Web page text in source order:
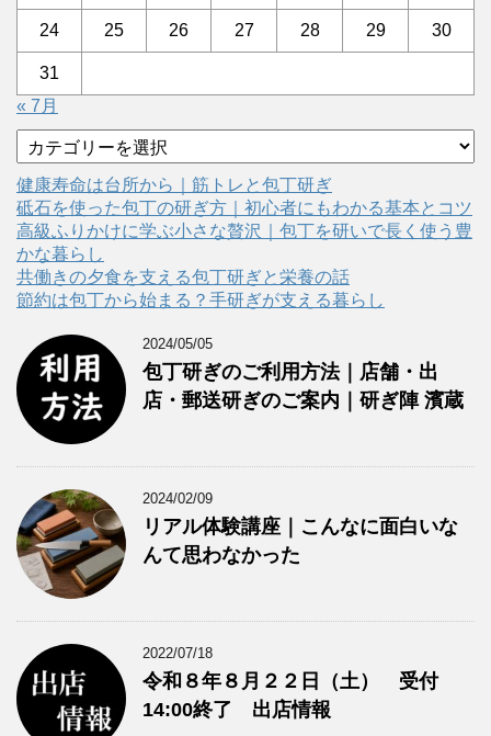
24 25 26 27 28 29 30
31
« 7月
テ
ゴ
リ
ー
健康寿命は台所から｜筋トレと包丁研ぎ
砥石を使った包丁の研ぎ方｜初心者にもわかる基本とコツ
高級ふりかけに学ぶ小さな贅沢｜包丁を研いで長く使う豊
かな暮らし
共働きの夕食を支える包丁研ぎと栄養の話
節約は包丁から始まる？手研ぎが支える暮らし
2024/05/05
包丁研ぎのご利用方法｜店舗・出
店・郵送研ぎのご案内｜研ぎ陣 濱蔵
2024/02/09
リアル体験講座｜こんなに面白いな
んて思わなかった
2022/07/18
令和８年８月２２日（土） 受付
14:00終了 出店情報